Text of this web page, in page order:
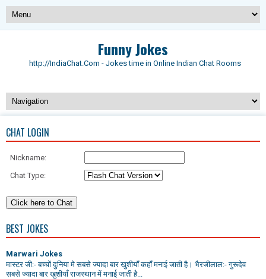
Funny Jokes
http://IndiaChat.Com - Jokes time in Online Indian Chat Rooms
CHAT LOGIN
Nickname:
Chat Type:
BEST JOKES
Marwari Jokes
मास्टर जी:- बच्चों दुनिया मे सबसे ज्यादा बार खुशीयाँ कहाँ मनाई जाती है। भैरजीलाल:- गुरूदेव
सबसे ज्यादा बार खुशीयाँ राजस्थान में मनाई जाती है...